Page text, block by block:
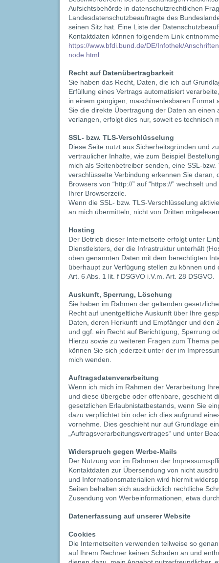
Aufsichtsbehörde in datenschutzrechtlichen
Landesdatenschutzbeauftragte des
seinen Sitz hat. Eine Liste der
Kontaktdaten können folgendem Link
https://www.bfdi.bund.de/DE/Infothek/
node.html.
Recht auf Datenübertragbarkeit
Sie haben das Recht, Daten, die ich auf
Erfüllung eines Vertrags automatisiert
in einem gängigen, maschinenlesbaren Format
Sie die direkte Übertragung der Daten an einen
verlangen, erfolgt dies nur, soweit es technisch
SSL- bzw. TLS-Verschlüsselung
Diese Seite nutzt aus Sicherheitsgründen und
vertraulicher Inhalte, wie zum Beispiel
mich als Seitenbetreiber senden, eine SSL-
verschlüsselte Verbindung erkennen Sie daran,
Browsers von “http://” auf “https://” wechselt
Ihrer Browserzeile.
Wenn die SSL- bzw. TLS-Verschlüsselung
an mich übermitteln, nicht von Dritten
Hosting
Der Betrieb dieser Internetseite erfolgt unter
Dienstleisters, der die Infrastruktur unterhält
oben genannten Daten mit dem berechtigten
überhaupt zur Verfügung stellen zu können
Art. 6 Abs. 1 lit. f DSGVO i.V.m. Art. 28 DSGVO.
Auskunft, Sperrung, Löschung
Sie haben im Rahmen der geltenden
Recht auf unentgeltliche Auskunft über Ihre
Daten, deren Herkunft und Empfänger und den
und ggf. ein Recht auf Berichtigung, Sperrung
Hierzu sowie zu weiteren Fragen zum Thema
können Sie sich jederzeit unter der im
mich wenden.
Auftragsdatenverarbeitung
Wenn ich mich im Rahmen der Verarbeitung
und diese übergebe oder offenbare, geschieht
gesetzlichen Erlaubnistatbestands, wenn Sie
dazu verpflichtet bin oder ich dies aufgrund
vornehme. Dies geschieht nur auf Grundlage
„Auftragsverarbeitungsvertrages“ und unter
Widerspruch gegen Werbe-Mails
Der Nutzung von im Rahmen der
Kontaktdaten zur Übersendung von nicht
und Informationsmaterialien wird hiermit
Seiten behalten sich ausdrücklich rechtliche
Zusendung von Werbeinformationen, etwa
Datenerfassung auf unserer Website
Cookies
Die Internetseiten verwenden teilweise so
auf Ihrem Rechner keinen Schaden an und